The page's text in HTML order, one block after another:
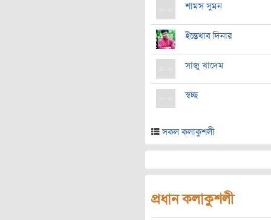
শামস সুমন
ইন্তেখাব দিনার
সাজু খাদেম
স্বচ্ছ
সকল কলাকুশলী
প্রধান কলাকুশলী